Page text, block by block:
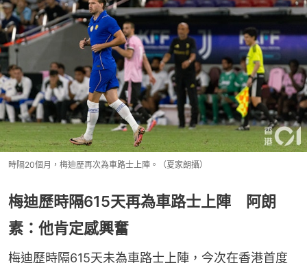
時隔20個月，梅迪歷再次為車路士上陣。（夏家朗攝）
梅迪歷時隔615天再為車路士上陣 阿朗
素：他肯定感興奮
梅迪歷時隔615天未為車路士上陣，今次在香港首度